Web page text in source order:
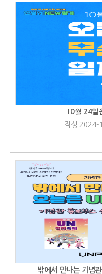
10월 24일
작성 2024-
밖에서 만나는 기념